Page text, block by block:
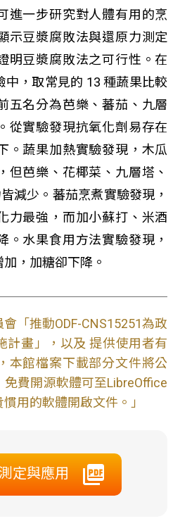
進一步研究對人體有用的烹
示豆漿腐敗法與還原力測定
明豆漿腐敗法之可行性。在
中，取常見的 13 種蔬果比較
五名分為芭樂、蕃茄、九層
從實驗發現抗氧化劑易存在
。蔬果加熱實驗發現，木瓜
但芭樂、花椰菜、九層塔、
減少。蕃茄烹煮實驗發現，
力最強，而加小蘇打、米酒
。水果食用方法實驗發現，
，加糖卻下降。
會「推動ODF-CNS15251為政
計畫」，以及 提供使用者有
本館檔案下載部分文件將公
免費開源軟體可至LibreOffice
用的軟體開啟文件。」
定與應用